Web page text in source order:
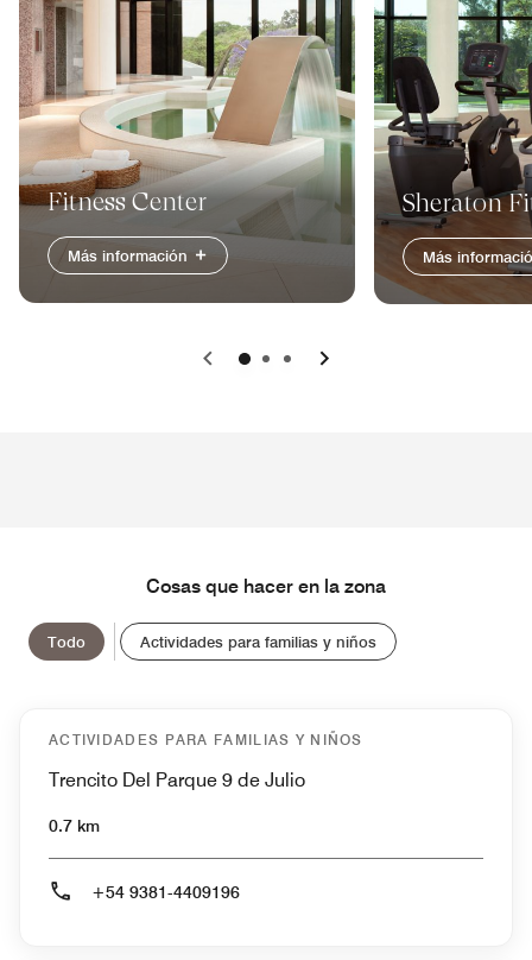
Fitness Center
Más información
Sheraton
Más
Anterior Siguiente
Cosas que hacer en la zona
Todo Actividades para familias y niños
ACTIVIDADES PARA FAMILIAS Y NIÑOS
Trencito Del Parque 9 de Julio
0.7 km
+54 9381-4409196